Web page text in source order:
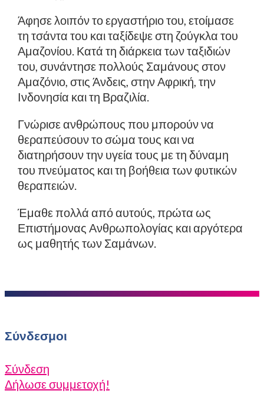
Άφησε λοιπόν το εργαστήριο του, ετοίμασε
τη τσάντα του και ταξίδεψε στη ζούγκλα του
Αμαζονίου. Κατά τη διάρκεια των ταξιδιών
του, συνάντησε πολλούς Σαμάνους στον
Αμαζόνιο, στις Άνδεις, στην Αφρική, την
Ινδονησία και τη Βραζιλία.
Γνώρισε ανθρώπους που μπορούν να
θεραπεύσουν το σώμα τους και να
διατηρήσουν την υγεία τους με τη δύναμη
του πνεύματος και τη βοήθεια των φυτικών
θεραπειών.
Έμαθε πολλά από αυτούς, πρώτα ως
Επιστήμονας Ανθρωπολογίας και αργότερα
ως μαθητής των Σαμάνων.
Σύνδεσμοι
Σύνδεση
Δήλωσε συμμετοχή!